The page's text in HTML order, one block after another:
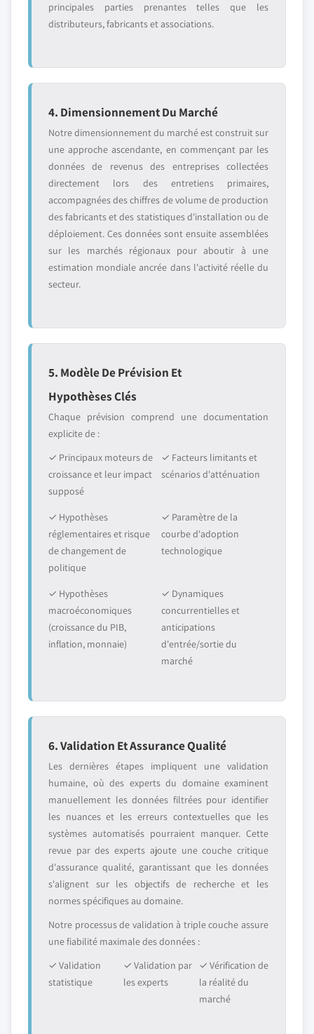
principales parties prenantes telles que les
distributeurs, fabricants et associations.
4. Dimensionnement Du Marché
Notre dimensionnement du marché est construit sur
une approche ascendante, en commençant par les
données de revenus des entreprises collectées
directement lors des entretiens primaires,
accompagnées des chiffres de volume de production
des fabricants et des statistiques d'installation ou de
déploiement. Ces données sont ensuite assemblées
sur les marchés régionaux pour aboutir à une
estimation mondiale ancrée dans l'activité réelle du
secteur.
5. Modèle De Prévision Et
Hypothèses Clés
Chaque prévision comprend une documentation
explicite de :
✓ Principaux moteurs de
croissance et leur impact
supposé
✓ Facteurs limitants et
scénarios d'atténuation
✓ Hypothèses
réglementaires et risque
de changement de
politique
✓ Paramètre de la
courbe d'adoption
technologique
✓ Hypothèses
macroéconomiques
(croissance du PIB,
inflation, monnaie)
✓ Dynamiques
concurrentielles et
anticipations
d'entrée/sortie du
marché
6. Validation Et Assurance Qualité
Les dernières étapes impliquent une validation
humaine, où des experts du domaine examinent
manuellement les données filtrées pour identifier
les nuances et les erreurs contextuelles que les
systèmes automatisés pourraient manquer. Cette
revue par des experts ajoute une couche critique
d'assurance qualité, garantissant que les données
s'alignent sur les objectifs de recherche et les
normes spécifiques au domaine.
Notre processus de validation à triple couche assure
une fiabilité maximale des données :
✓ Validation
statistique
✓ Validation par
les experts
✓ Vérification de
la réalité du
marché